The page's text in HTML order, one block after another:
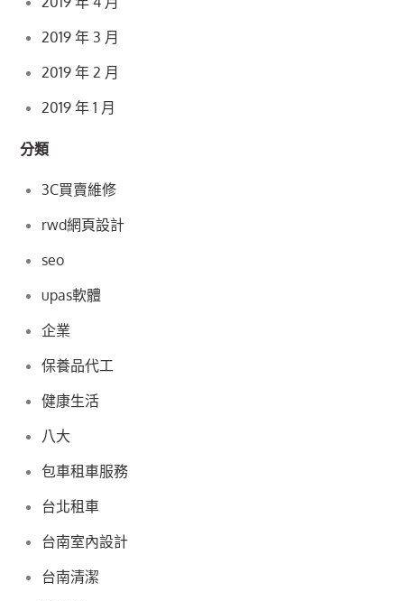
2019 年 3 月
2019 年 2 月
2019 年 1 月
分類
3C買賣維修
rwd網頁設計
seo
upas軟體
企業
保養品代工
健康生活
八大
包車租車服務
台北租車
台南室內設計
台南清潔